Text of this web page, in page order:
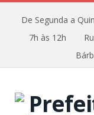
De Segunda a
7h às 12h